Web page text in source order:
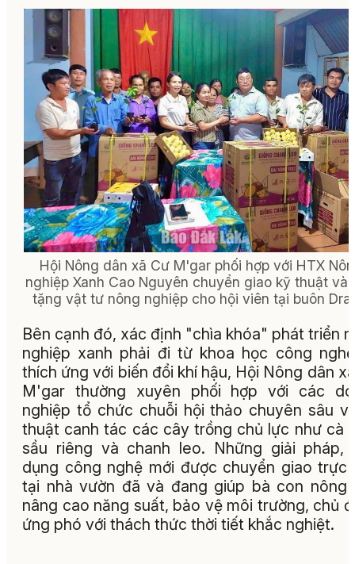
Hội Nông dân xã Cư M'gar phối hợp với HTX
nghiệp Xanh Cao Nguyên chuyển giao kỹ thuật và
tặng vật tư nông nghiệp cho hội viên tại buôn
Bên cạnh đó, xác định "chìa khóa" phát triển
nghiệp xanh phải đi từ khoa học công
thích ứng với biến đổi khí hậu, Hội Nông dân
M'gar thường xuyên phối hợp với các
nghiệp tổ chức chuỗi hội thảo chuyên sâu
thuật canh tác các cây trồng chủ lực như cà
sầu riêng và chanh leo. Những giải pháp,
dụng công nghệ mới được chuyển giao trực
tại nhà vườn đã và đang giúp bà con nông
nâng cao năng suất, bảo vệ môi trường, chủ
ứng phó với thách thức thời tiết khắc nghiệt.